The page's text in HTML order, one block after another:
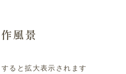
風景
ると拡大表示されます